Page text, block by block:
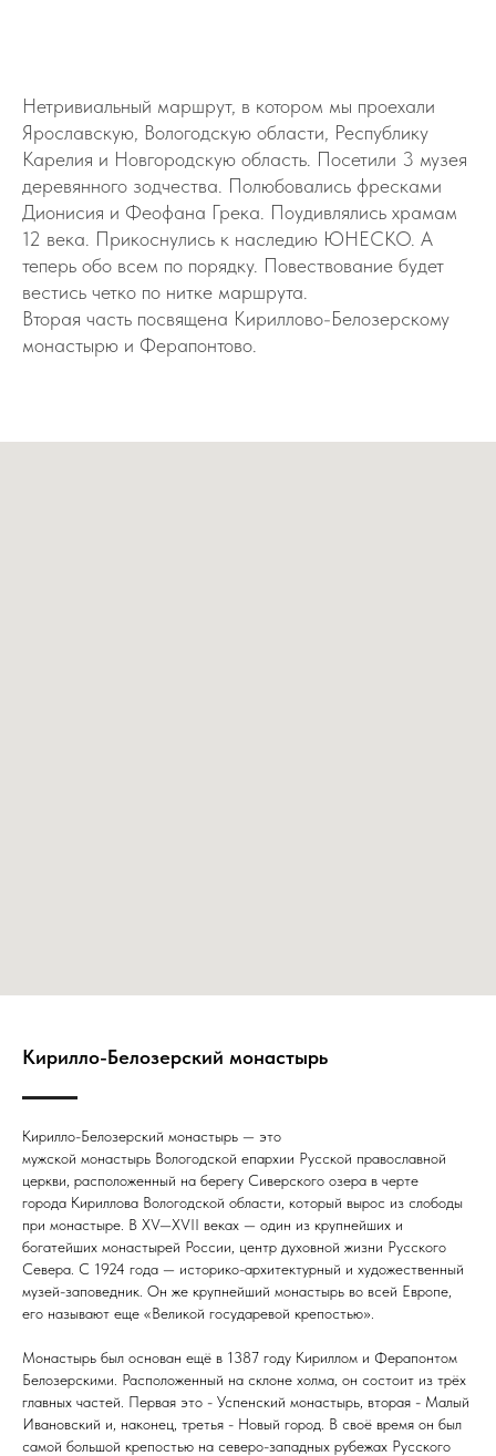
Нетривиальный маршрут, в котором мы проехали
Ярославскую, Вологодскую области, Республику
Карелия и Новгородскую область. Посетили 3 музея
деревянного зодчества. Полюбовались фресками
Дионисия и Феофана Грека. Поудивлялись храмам
12 века. Прикоснулись к наследию ЮНЕСКО. А
теперь обо всем по порядку. Повествование будет
вестись четко по нитке маршрута.
Вторая часть посвящена Кириллово-Белозерскому
монастырю и Ферапонтово.
Кирилло-Белозерский монастырь
Кирилло-Белозерский монастырь — это
мужской монастырь Вологодской епархии Русской православной
церкви, расположенный на берегу Сиверского озера в черте
города Кириллова Вологодской области, который вырос из слободы
при монастыре. В XV—XVII веках — один из крупнейших и
богатейших монастырей России, центр духовной жизни Русского
Севера. С 1924 года — историко-архитектурный и художественный
музей-заповедник. Он же крупнейший монастырь во всей Европе,
его называют еще «Великой государевой крепостью».
Монастырь был основан ещё в 1387 году Кириллом и Ферапонтом
Белозерскими. Расположенный на склоне холма, он состоит из трёх
главных частей. Первая это - Успенский монастырь, вторая - Малый
Ивановский и, наконец, третья - Новый город. В своё время он был
самой большой крепостью на северо-западных рубежах Русского